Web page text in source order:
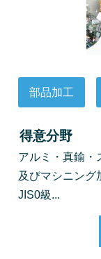
部品加工
得意分野
アルミ・真鍮・
及びマシニング
JIS0級...